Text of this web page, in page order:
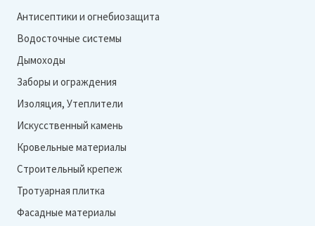
Антисептики и огнебиозащита
Водосточные системы
Дымоходы
Заборы и ограждения
Изоляция, Утеплители
Искусственный камень
Кровельные материалы
Строительный крепеж
Тротуарная плитка
Фасадные материалы